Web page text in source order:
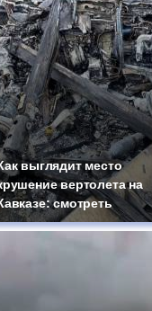
выглядит место
вертолета на
смотреть